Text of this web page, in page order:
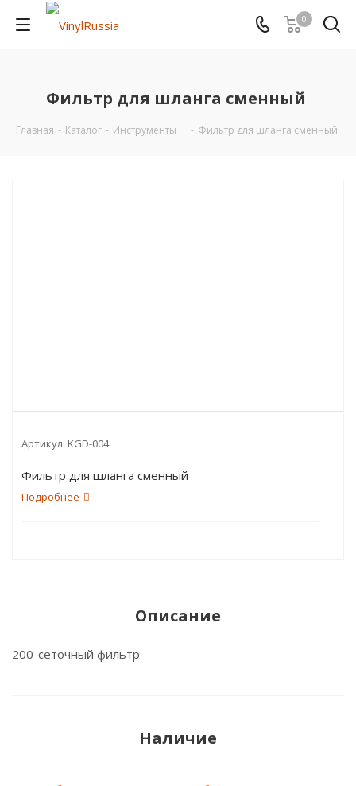
0
Фильтр для шланга сменный
Главная - Каталог - Инструменты - Фильтр для шланга сменный
Артикул: KGD-004
Фильтр для шланга сменный
Подробнее
Описание
200-сеточный фильтр
Наличие